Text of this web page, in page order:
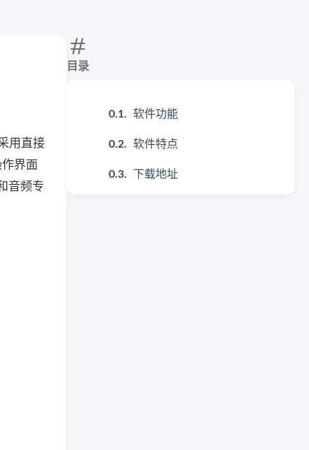
目录
软件功能
软件特点
下载地址
用直接
界面
音频专